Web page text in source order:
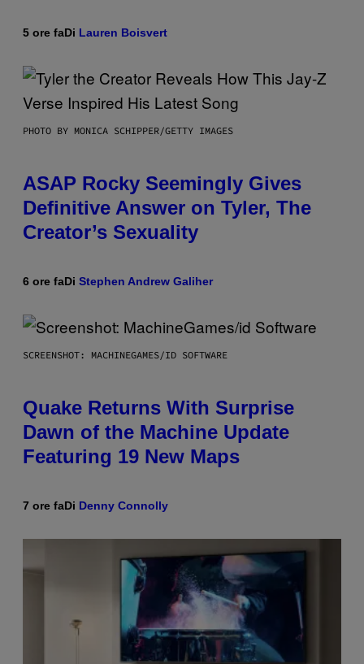
5 ore faDi Lauren Boisvert
PHOTO BY MONICA SCHIPPER/GETTY IMAGES
ASAP Rocky Seemingly Gives
Definitive Answer on Tyler, The
Creator’s Sexuality
6 ore faDi Stephen Andrew Galiher
SCREENSHOT: MACHINEGAMES/ID SOFTWARE
Quake Returns With Surprise
Dawn of the Machine Update
Featuring 19 New Maps
7 ore faDi Denny Connolly